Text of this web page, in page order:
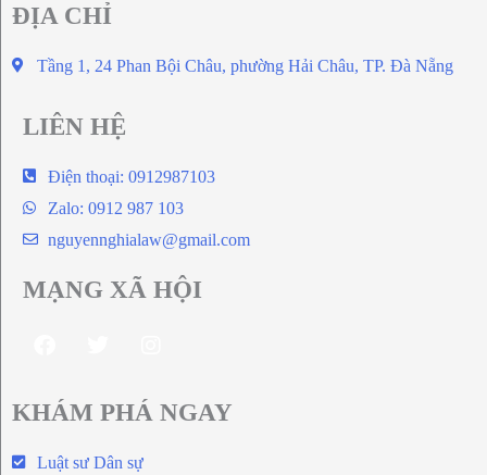
ĐỊA CHỈ
Tầng 1, 24 Phan Bội Châu, phường Hải Châu, TP. Đà Nẵng
LIÊN HỆ
Điện thoại: 0912987103
Zalo: 0912 987 103
nguyennghialaw@gmail.com
MẠNG XÃ HỘI
KHÁM PHÁ NGAY
Luật sư Dân sự